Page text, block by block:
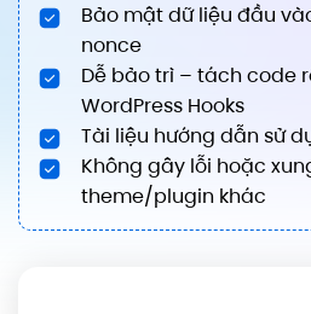
Bảo mật dữ liệu đầu
nonce
Dễ bảo trì – tách code
WordPress Hooks
Tài liệu hướng dẫn sử
Không gây lỗi hoặc
theme/plugin khác